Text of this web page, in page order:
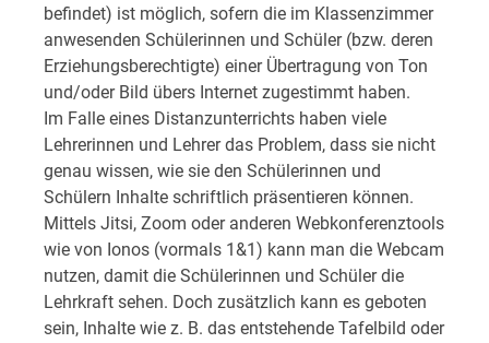
befindet) ist möglich, sofern die im Klassenzimmer
anwesenden Schülerinnen und Schüler (bzw. deren
Erziehungsberechtigte) einer Übertragung von Ton
und/oder Bild übers Internet zugestimmt haben.
Im Falle eines Distanzunterrichts haben viele
Lehrerinnen und Lehrer das Problem, dass sie nicht
genau wissen, wie sie den Schülerinnen und
Schülern Inhalte schriftlich präsentieren können.
Mittels Jitsi, Zoom oder anderen Webkonferenztools
wie von Ionos (vormals 1&1) kann man die Webcam
nutzen, damit die Schülerinnen und Schüler die
Lehrkraft sehen. Doch zusätzlich kann es geboten
sein, Inhalte wie z. B. das entstehende Tafelbild oder